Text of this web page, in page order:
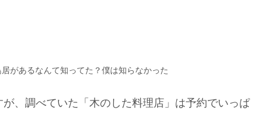
があるなんて知ってた？僕は知らなかった
、調べていた「木のした料理店」は予約でいっぱ